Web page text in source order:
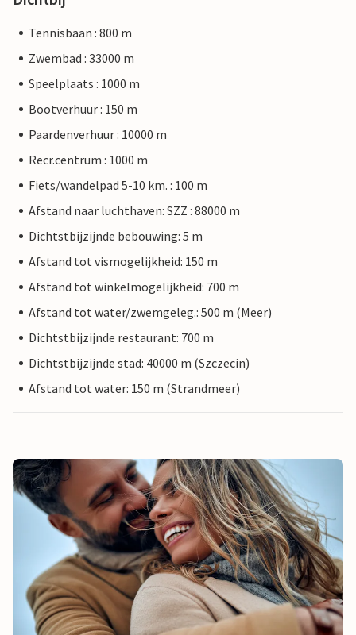
Tennisbaan : 800 m
Zwembad : 33000 m
Speelplaats : 1000 m
Bootverhuur : 150 m
Paardenverhuur : 10000 m
Recr.centrum : 1000 m
Fiets/wandelpad 5-10 km. : 100 m
Afstand naar luchthaven: SZZ : 88000 m
Dichtstbijzijnde bebouwing: 5 m
Afstand tot vismogelijkheid: 150 m
Afstand tot winkelmogelijkheid: 700 m
Afstand tot water/zwemgeleg.: 500 m (Meer)
Dichtstbijzijnde restaurant: 700 m
Dichtstbijzijnde stad: 40000 m (Szczecin)
Afstand tot water: 150 m (Strandmeer)